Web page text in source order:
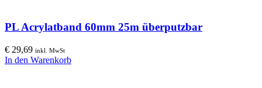
PL Acrylatband 60mm 25m überputzbar
€ 29,69 inkl. MwSt
In den Warenkorb